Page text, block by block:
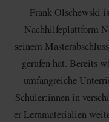
Frank Olschewski
Nachhilfeplattform
seinem
gerufen hat. Bereits
umfangreiche
Schüler:innen in
er Lernmaterialien